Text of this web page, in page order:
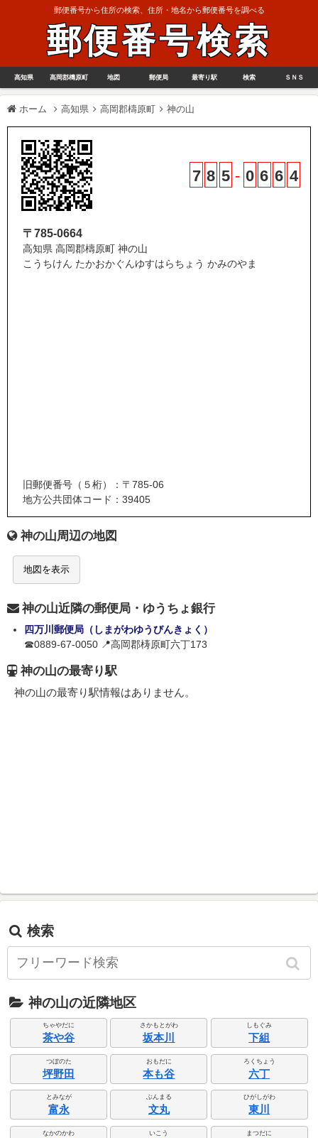
郵便番号から住所の検索、住所・地名から郵便番号を調べる
郵便番号検索
高知県 高岡郡檮原町 地図 郵便局 最寄り駅 検索 ＳＮＳ
ホーム 高知県 高岡郡檮原町 神の山
7 8 5 - 0 6 6 4
〒785-0664
高知県 高岡郡檮原町 神の山
こうちけん たかおかぐんゆすはらちょう かみのやま
旧郵便番号（５桁）：〒785-06
地方公共団体コード：39405
神の山周辺の地図
地図を表示
神の山近隣の郵便局・ゆうちょ銀行
四万川郵便局（しまがわゆうびんきょく）
☎0889-67-0050 📍高岡郡梼原町六丁173
神の山の最寄り駅
神の山の最寄り駅情報はありません。
検索
神の山の近隣地区
ちゃやだに
茶や谷
さかもとがわ
坂本川
しもぐみ
下組
つぼのた
坪野田
おもだに
本も谷
ろくちょう
六丁
とみなが
富永
ぶんまる
文丸
ひがしがわ
東川
なかのかわ いこう まつだに